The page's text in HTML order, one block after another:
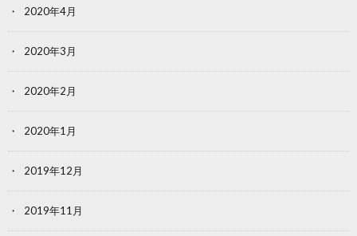
2020年4月
2020年3月
2020年2月
2020年1月
2019年12月
2019年11月